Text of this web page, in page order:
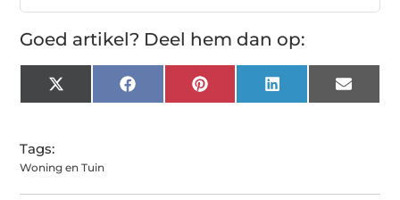
Goed artikel? Deel hem dan op:
X
(Twitter)
FacebookPinterest LinkedIn Email
Tags:
Woning en Tuin